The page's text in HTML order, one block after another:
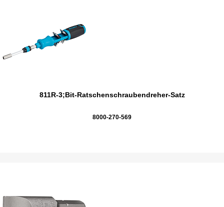
811R-3;Bit-Ratschenschraubendreher-Satz
8000-270-569